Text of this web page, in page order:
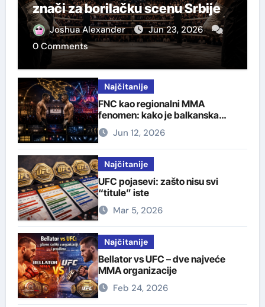
znači za borilačku scenu Srbije
Joshua Alexander
Jun 23, 2026
0 Comments
Najčitanije
FNC kao regionalni MMA
fenomen: kako je balkanska
organizacija izgradila svoju
publikuJun 12, 2026
Najčitanije
UFC pojasevi: zašto nisu svi
“titule” iste
Mar 5, 2026
Najčitanije
Bellator vs UFC – dve najveće
MMA organizacije
Feb 24, 2026